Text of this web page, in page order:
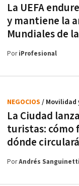
La UEFA
y mantiene la
Mundiales de
PoriProfesional
La Ciudad
turistas: cómo
dónde
NEGOCIOS / Movilidad
PorAndrés Sanguinetti